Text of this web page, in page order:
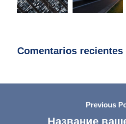
Comentarios recientes
Previous
Название